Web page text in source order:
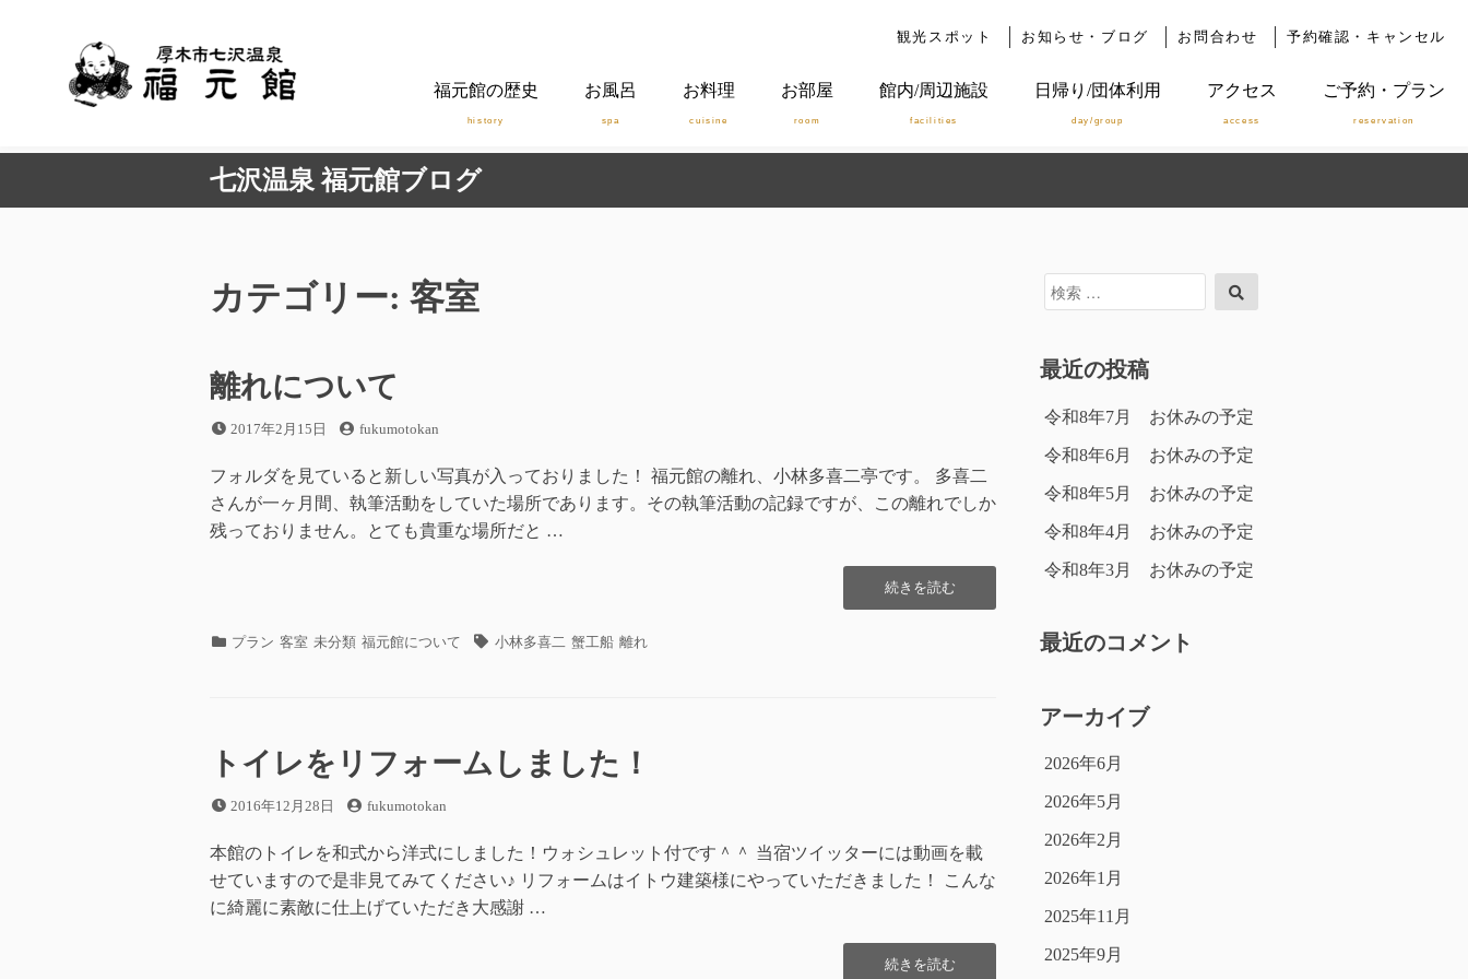
観光スポット お知らせ・ブログ お問合わせ 予約確認・キャンセル
福元館の歴史
history
お風呂
spa
お料理
cuisine
お部屋
room
館内/周辺施設
facilities
日帰り/団体利用
day/group
アクセス
access
ご予約・プラン
reservation
へ
キ
七沢温泉 福元館ブログ
カテゴリー: 客室
離れについて
投
日
2017年2月15日
投
者
fukumotokan
フォルダを見ていると新しい写真が入っておりました！ 福元館の離れ、小林多喜二亭です。 多喜二
さんが一ヶ月間、執筆活動をしていた場所であります。その執筆活動の記録ですが、この離れでしか
残っておりません。とても貴重な場所だと …
“離
れ
続きを読む
カ プラン 客室 未分類 福元館について
タ 小林多喜二 蟹工船 離れ
トイレをリフォームしました！
投
日
2016年12月28日
投
者
fukumotokan
本館のトイレを和式から洋式にしました！ウォシュレット付です＾＾ 当宿ツイッターには動画を載
せていますので是非見てみてください♪ リフォームはイトウ建築様にやっていただきました！ こんな
に綺麗に素敵に仕上げていただき大感謝 …
“ト
続きを読む
検
索
索
最近の投稿
令和8年7月 お休みの予定
令和8年6月 お休みの予定
令和8年5月 お休みの予定
令和8年4月 お休みの予定
令和8年3月 お休みの予定
最近のコメント
アーカイブ
2026年6月
2026年5月
2026年2月
2026年1月
2025年11月
2025年9月